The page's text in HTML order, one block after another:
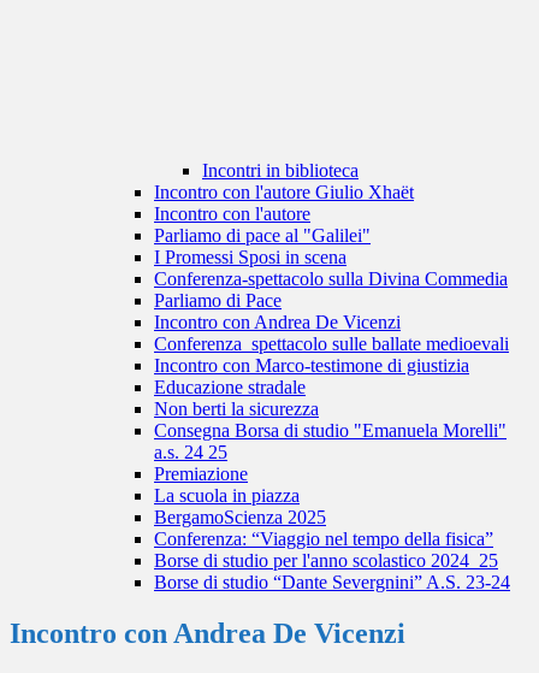
Incontri in biblioteca
Incontro con l'autore Giulio Xhaët
Incontro con l'autore
Parliamo di pace al "Galilei"
I Promessi Sposi in scena
Conferenza-spettacolo sulla Divina Commedia
Parliamo di Pace
Incontro con Andrea De Vicenzi
Conferenza_spettacolo sulle ballate medioevali
Incontro con Marco-testimone di giustizia
Educazione stradale
Non berti la sicurezza
Consegna Borsa di studio "Emanuela Morelli"
a.s. 24 25
Premiazione
La scuola in piazza
BergamoScienza 2025
Conferenza: “Viaggio nel tempo della fisica”
Borse di studio per l'anno scolastico 2024_25
Borse di studio “Dante Severgnini” A.S. 23-24
Incontro con Andrea De Vicenzi